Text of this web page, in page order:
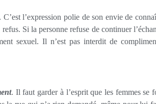
. C’est l’expression polie de son envie de
Si la personne refuse de continuer
sexuel. Il n’est pas interdit de
. Il faut garder à l’esprit que les femmes se